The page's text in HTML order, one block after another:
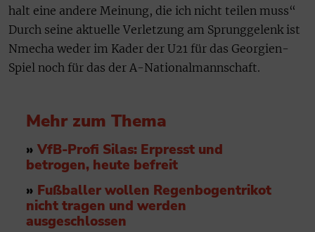
halt eine andere Meinung, die ich nicht teilen muss“
Durch seine aktuelle Verletzung am Sprunggelenk ist
Nmecha weder im Kader der U21 für das Georgien-
Spiel noch für das der A-Nationalmannschaft.
Mehr zum Thema
» VfB-Profi Silas: Erpresst und
betrogen, heute befreit
» Fußballer wollen Regenbogentrikot
nicht tragen und werden
ausgeschlossen